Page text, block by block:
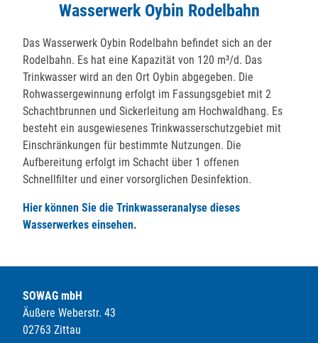
Wasserwerk Oybin Rodelbahn
Das Wasserwerk Oybin Rodelbahn befindet sich an der
Rodelbahn. Es hat eine Kapazität von 120 m³/d. Das
Trinkwasser wird an den Ort Oybin abgegeben. Die
Rohwassergewinnung erfolgt im Fassungsgebiet mit 2
Schachtbrunnen und Sickerleitung am Hochwaldhang. Es
besteht ein ausgewiesenes Trinkwasserschutzgebiet mit
Einschränkungen für bestimmte Nutzungen. Die
Aufbereitung erfolgt im Schacht über 1 offenen
Schnellfilter und einer vorsorglichen Desinfektion.
Hier können Sie die Trinkwasseranalyse dieses
Wasserwerkes einsehen.
SOWAG mbH
Äußere Weberstr. 43
02763 Zittau